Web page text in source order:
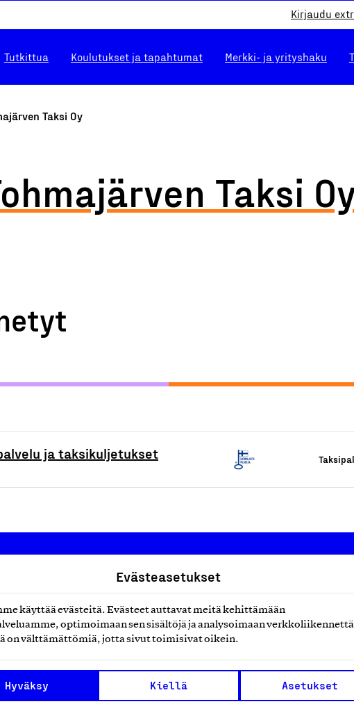
Evästeasetukset
käyttää evästeitä. Evästeet auttavat meitä kehittämään
optimoimaan sen sisältöjä ja analysoimaan
on välttämättömiä, jotta sivut toimisivat oikein.
Hyväksy Kiellä Asetukset
Kirjaudu
Tutkittua Koulutukset ja tapahtumat Merkki- ja yrityshaku
Taksi Oy
Taksi
ja taksikuljetukset
työmarkkinajärjestöistä
suomalaisen
Suomalainen työ ry
Eteläranta 14,
Finland